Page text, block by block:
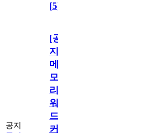
[5]
공지
[공
지]
메
모
리
워
드
커